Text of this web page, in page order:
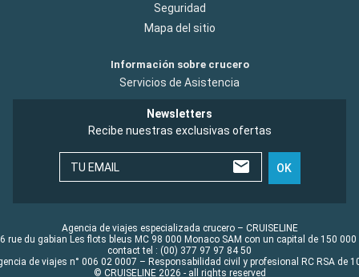
Seguridad
Mapa del sitio
Información sobre crucero
Servicios de Asistencia
Newsletters
Recibe nuestras exclusivas ofertas
TU EMAIL OK
Agencia de viajes especializada crucero – CRUISELINE
rue du gabian Les flots bleus MC 98 000 Monaco SAM con un capital de 150 000
contact tel : (00) 377 97 97 84 50
de viajes n° 006 02 0007 – Responsabilidad civil y profesional RC RSA de
© CRUISELINE 2026 - all rights reserved